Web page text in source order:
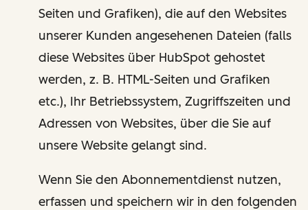
Seiten und Grafiken), die auf den Websites
unserer Kunden angesehenen Dateien (falls
diese Websites über HubSpot gehostet
werden, z. B. HTML-Seiten und Grafiken
etc.), Ihr Betriebssystem, Zugriffszeiten und
Adressen von Websites, über die Sie auf
unsere Website gelangt sind.
Wenn Sie den Abonnementdienst nutzen,
erfassen und speichern wir in den folgenden